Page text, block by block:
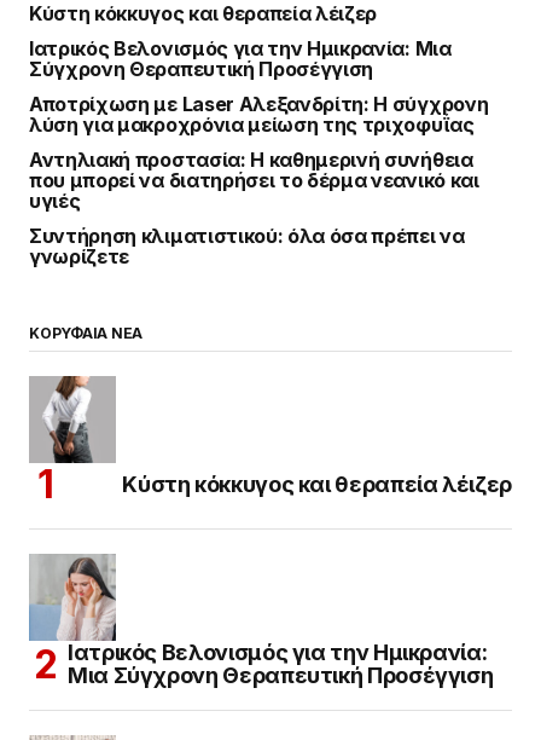
Κύστη κόκκυγος και θεραπεία λέιζερ
Ιατρικός Βελονισμός για την Ημικρανία: Μια
Σύγχρονη Θεραπευτική Προσέγγιση
Αποτρίχωση με Laser Αλεξανδρίτη: Η σύγχρονη
λύση για μακροχρόνια μείωση της τριχοφυΐας
Αντηλιακή προστασία: Η καθημερινή συνήθεια
που μπορεί να διατηρήσει το δέρμα νεανικό και
υγιές
Συντήρηση κλιματιστικού: όλα όσα πρέπει να
γνωρίζετε
ΚΟΡΥΦΑΙΑ ΝΕΑ
Κύστη κόκκυγος και θεραπεία λέιζερ
Ιατρικός Βελονισμός για την Ημικρανία:
Μια Σύγχρονη Θεραπευτική Προσέγγιση